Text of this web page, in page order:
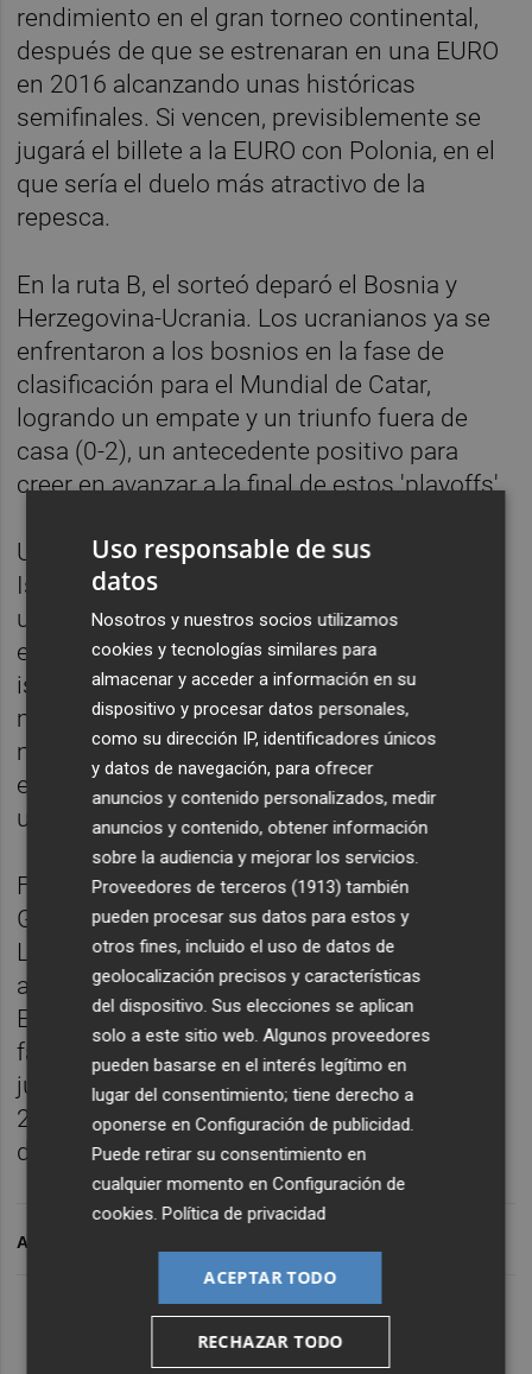
rendimiento en el gran torneo continental,
después de que se estrenaran en una EURO
en 2016 alcanzando unas históricas
semifinales. Si vencen, previsiblemente se
jugará el billete a la EURO con Polonia, en el
que sería el duelo más atractivo de la
repesca.
En la ruta B, el sorteó deparó el Bosnia y
Herzegovina-Ucrania. Los ucranianos ya se
enfrentaron a los bosnios en la fase de
clasificación para el Mundial de Catar,
logrando un empate y un triunfo fuera de
casa (0-2), un antecedente positivo para
creer en avanzar a la final de estos 'playoffs'.
Un triunfo les permitiría medirse a Israel o
Islandia, que protagonizan la otra semifinal,
un duelo que tradicionalmente acabó en
empate -tres de los últimos cinco-. Los
israelíes sueñan con su primera Eurocopa,
mientras que los islandeses, ya lejos de su
mejor generación, pretenden vivir de nuevo
el sueño de la EURO 2016, debutando con
unos meritorios cuartos de final.
Finalmente, en la ruta C se disputarán el
Georgia-Luxemburgo y el Grecia-Kazajistán.
La rival de España en la fase de clasificación
agota sus opciones de estar en una
Eurocopa de forma independiente, y es la
favorita para estar en la final por la plaza
junto a los campeones de la competición en
2004, y que sin embargo no juega una EURO
desde 2012.
ARCHIVADO EN
Uso responsable de sus
datos
Nosotros y nuestros socios utilizamos
cookies y tecnologías similares para
almacenar y acceder a información en su
dispositivo y procesar datos personales,
como su dirección IP, identificadores únicos
y datos de navegación, para ofrecer
anuncios y contenido personalizados, medir
anuncios y contenido, obtener información
sobre la audiencia y mejorar los servicios.
Proveedores de terceros (1913) también
pueden procesar sus datos para estos y
otros fines, incluido el uso de datos de
geolocalización precisos y características
del dispositivo. Sus elecciones se aplican
solo a este sitio web. Algunos proveedores
pueden basarse en el interés legítimo en
lugar del consentimiento; tiene derecho a
oponerse enConfiguración de publicidad.
Puede retirar su consentimiento en
cualquier momento enConfiguración de
cookies.Política de privacidad
ACEPTAR TODO
RECHAZAR TODO